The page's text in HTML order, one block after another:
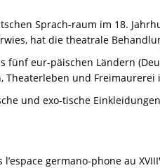
Sprach-raum im 18.
hat die theatrale
fünf eur-päischen Ländern
und
und exo-tische
germano-phone au XVIII